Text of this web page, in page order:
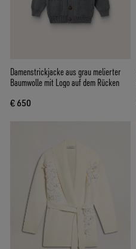
Damenstrickjacke aus grau melierter
Baumwolle mit Logo auf dem Rücken
€ 650